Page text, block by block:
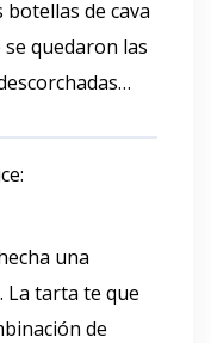
botellas de cava
quedaron las
una
La tarta te que
de